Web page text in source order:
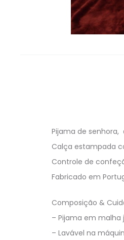
Pijama de
Calça estampada
Controle de
Fabricado em
Composição &
– Pijama em malha
– Lavável na